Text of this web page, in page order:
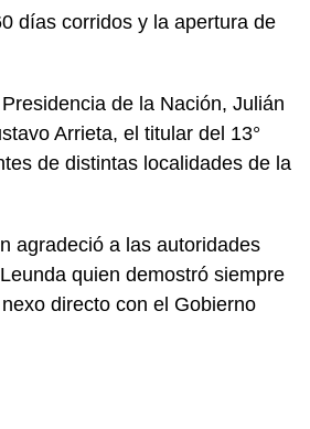
días corridos y la apertura de
de la Nación, Julián
Arrieta, el titular del 13°
de distintas localidades de la
agradeció a las autoridades
quien demostró siempre
directo con el Gobierno